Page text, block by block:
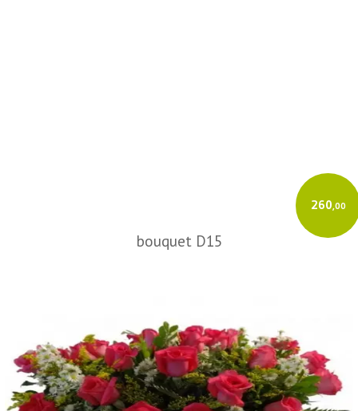
260,00
bouquet D15